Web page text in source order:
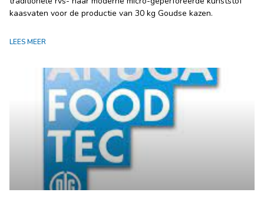
kaasvaten voor de productie van 30 kg Goudse kazen.
LEES MEER